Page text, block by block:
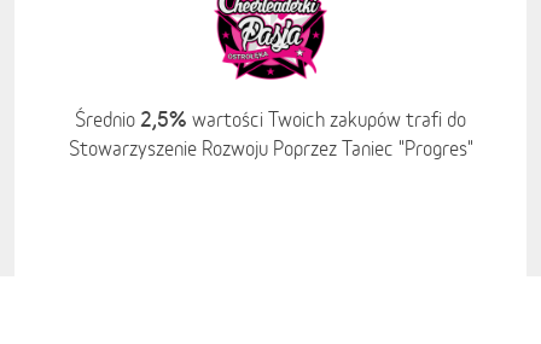
Średnio 2,5% wartości Twoich zakupów trafi do
Stowarzyszenie Rozwoju Poprzez Taniec "Progres"